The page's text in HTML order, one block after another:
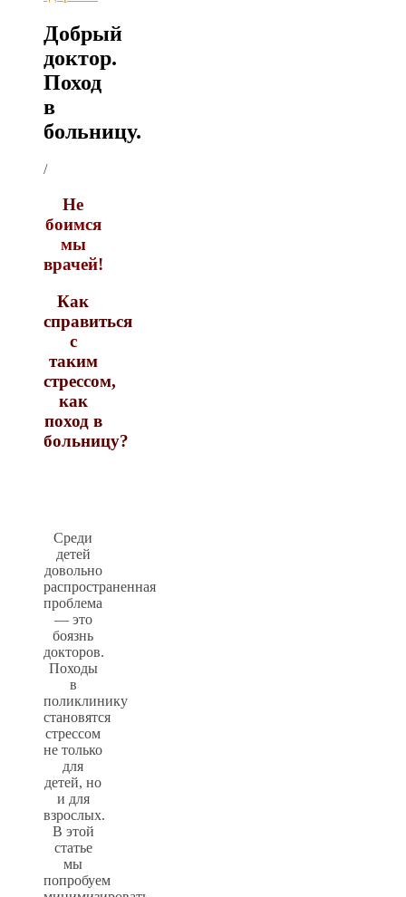
Добрый
доктор.
Поход
в
больницу.
/
Не
боимся
мы
врачей!
Как
справиться
с
таким
стрессом,
как
поход в
больницу?
Среди
детей
довольно
распространенная
проблема
— это
боязнь
докторов.
Походы
в
поликлинику
становятся
стрессом
не только
для
детей, но
и для
взрослых.
В этой
статье
мы
попробуем